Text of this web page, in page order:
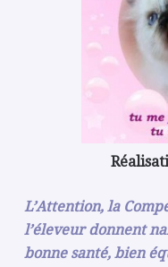
L’Attention, la
l’éleveur donnent
bonne santé, bien